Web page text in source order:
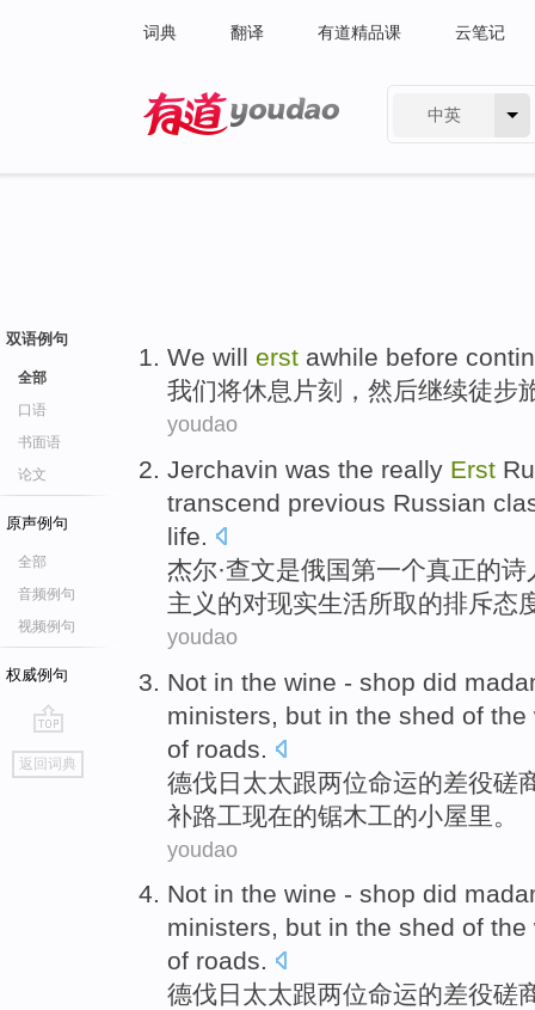
词典 翻译 有道精品课 云笔记
中英
双语例句
全部
口语
书面语
论文
原声例句
全部
音频例句
视频例句
权威例句
go
top
返回词典
We will erst awhile before
我们将休息 片刻 ， 然后继续徒步
youdao
Jerchavin was the really Erst
transcend previous Russian
life.
杰尔·查文是俄国第一个真正的诗
主义的对现实生活所取的排斥态
youdao
Not in the wine - shop did
ministers, but in the shed of the
of roads.
德伐 日太太跟两位命运的差役磋
补路工现在的锯木工的小屋里。
youdao
Not in the wine - shop did
ministers, but in the shed of the
of roads.
德伐日太太跟两位命运的差役磋